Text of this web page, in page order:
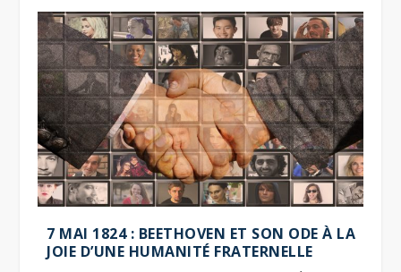
7 MAI 1824 : BEETHOVEN ET SON ODE À LA
JOIE D’UNE HUMANITÉ FRATERNELLE